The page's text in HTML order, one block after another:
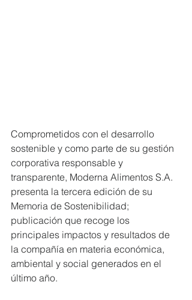
Comprometidos con el desarrollo
sostenible y como parte de su gestión
corporativa responsable y
transparente, Moderna Alimentos S.A.
presenta la tercera edición de su
Memoria de Sostenibilidad;
publicación que recoge los
principales impactos y resultados de
la compañía en materia económica,
ambiental y social generados en el
último año.